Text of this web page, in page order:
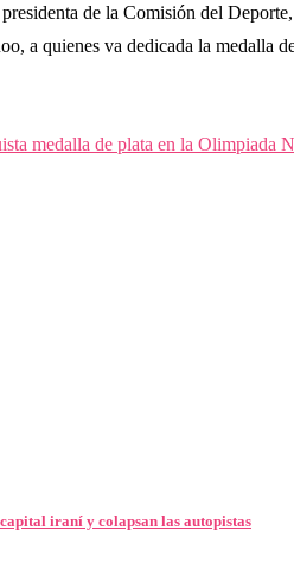
de la Comisión del
a quienes va dedicada la medalla
medalla de plata en la Olimpiada
iraní y colapsan las autopistas